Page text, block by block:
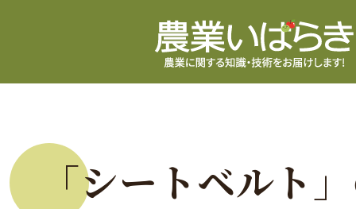
「シートベルト